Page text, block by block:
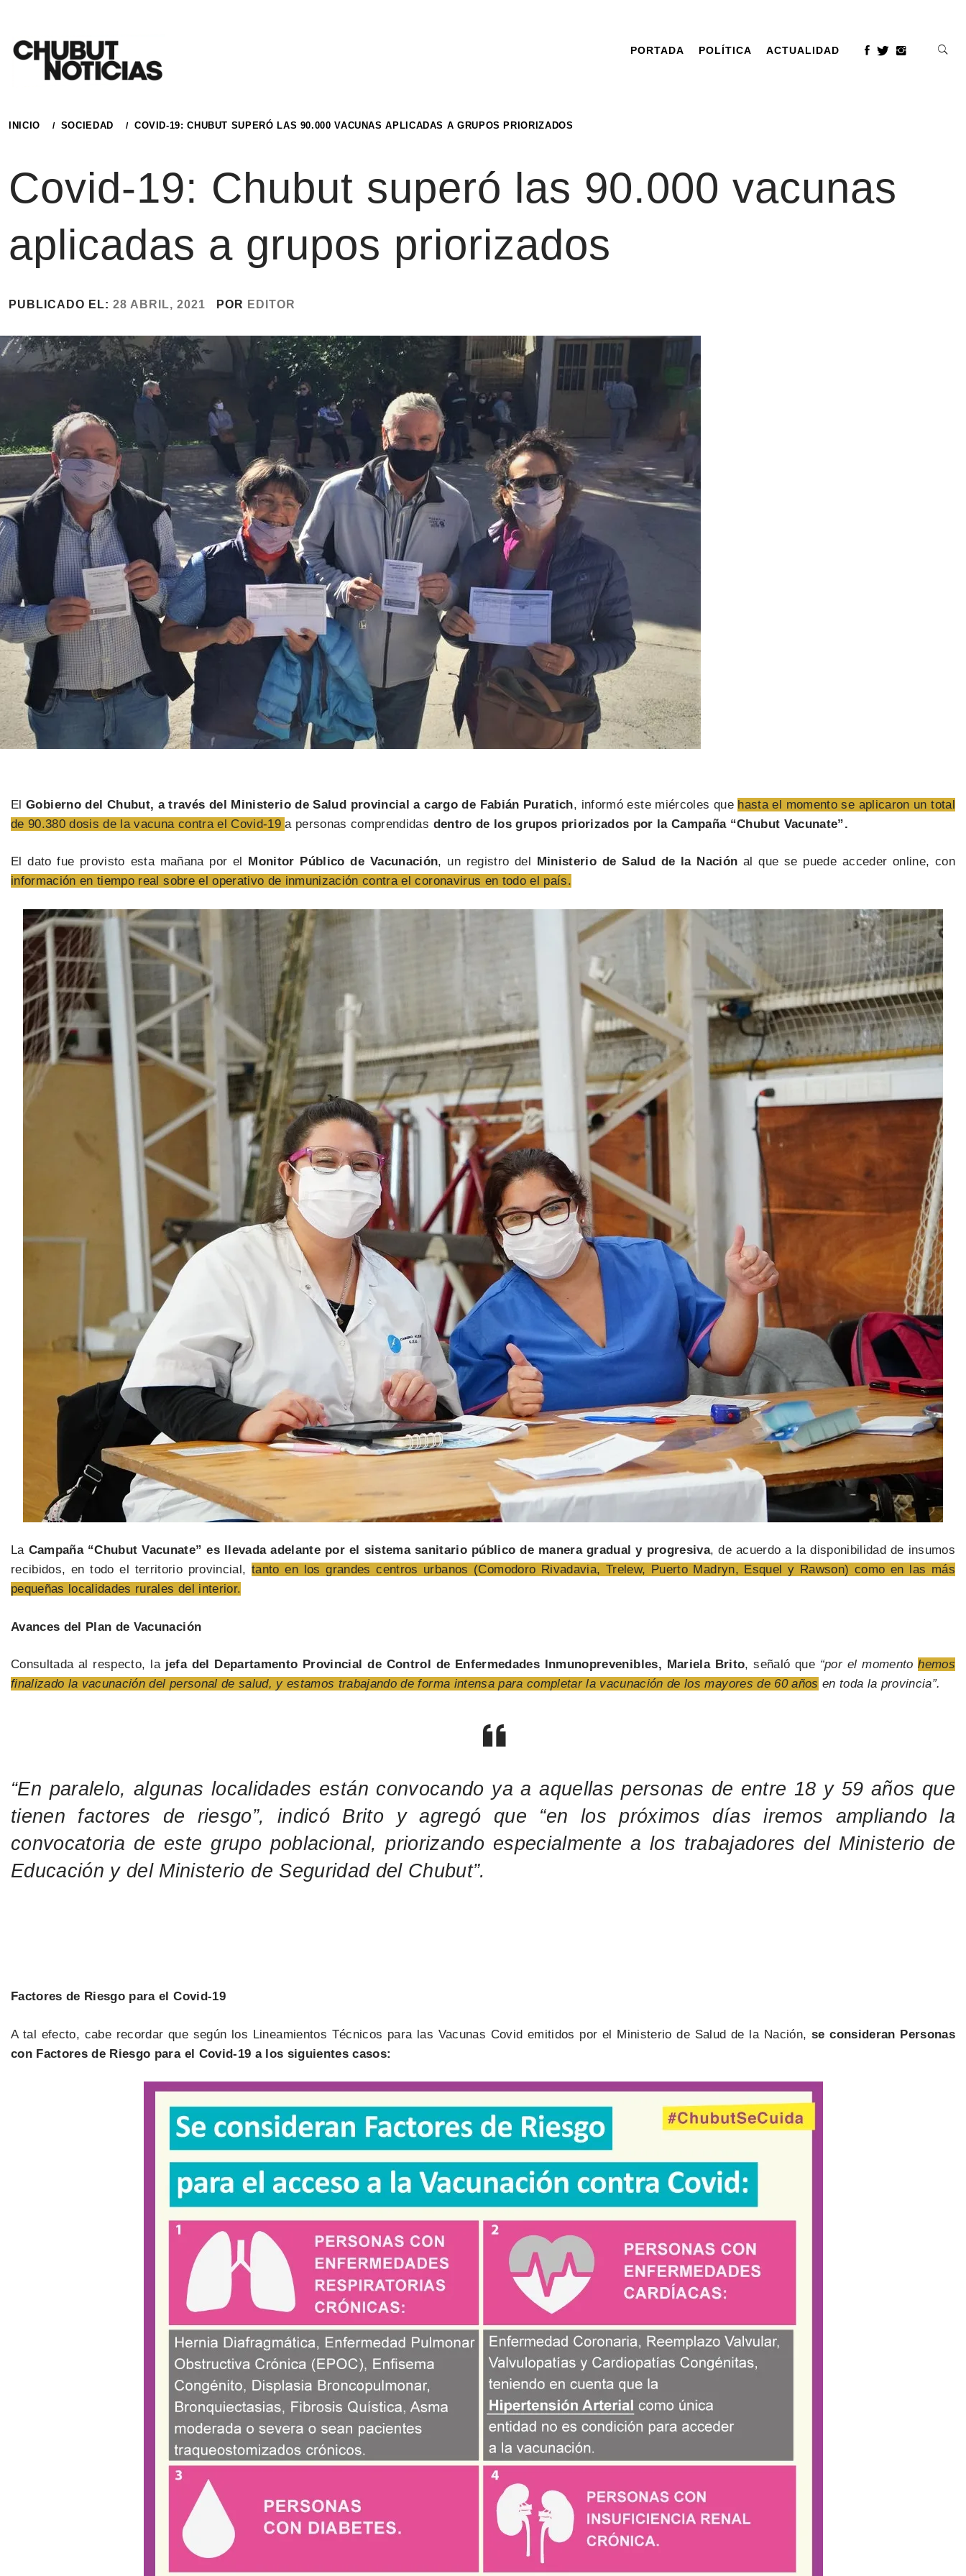
contenido
PORTADA POLÍTICA ACTUALIDAD
INICIO SOCIEDAD COVID-19: CHUBUT SUPERÓ LAS 90.000 VACUNAS APLICADAS A GRUPOS PRIORIZADOS
Covid-19: Chubut superó las 90.000 vacunas
aplicadas a grupos priorizados
PUBLICADO EL: 28 ABRIL, 2021 POR EDITOR
ElGobierno del Chubut, a través del Ministerio de Salud provincial a cargo de Fabián Puratich, informó este miércoles que hasta el momento se aplicaron un total
de 90.380 dosis de la vacuna contra el Covid-19a personas comprendidas dentro de los grupos priorizados por la Campaña “Chubut Vacunate”.
El dato fue provisto esta mañana por el Monitor Público de Vacunación, un registro del Ministerio de Salud de la Nación al que se puede acceder online, con
información en tiempo real sobre el operativo de inmunización contra el coronavirus en todo el país.
La Campaña “Chubut Vacunate” es llevada adelante por el sistema sanitario público de manera gradual y progresiva, de acuerdo a la disponibilidad de insumos
recibidos, en todo el territorio provincial, tanto en los grandes centros urbanos (Comodoro Rivadavia, Trelew, Puerto Madryn, Esquel y Rawson) como en las más
pequeñas localidades rurales del interior.
Avances del Plan de Vacunación
Consultada al respecto, lajefa del Departamento Provincial de Control de Enfermedades Inmunoprevenibles, Mariela Brito, señaló que “por el momentohemos
finalizado la vacunación del personal de salud, y estamos trabajando de forma intensa para completar la vacunación de los mayores de 60 años en toda la provincia”.
“En paralelo, algunas localidades están convocando ya a aquellas personas de entre 18 y 59 años que
tienen factores de riesgo”, indicó Brito y agregó que “en los próximos días iremos ampliando la
convocatoria de este grupo poblacional, priorizando especialmente a los trabajadores del Ministerio de
Educación y del Ministerio de Seguridad del Chubut”.
Factores de Riesgo para el Covid-19
A tal efecto, cabe recordar que según los Lineamientos Técnicos para las Vacunas Covid emitidos por el Ministerio de Salud de la Nación, se consideran Personas
con Factores de Riesgo para el Covid-19 a los siguientes casos: